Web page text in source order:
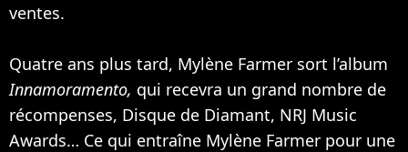
ventes.
Quatre ans plus tard, Mylène Farmer sort l’album
Innamoramento, qui recevra un grand nombre de
récompenses, Disque de Diamant, NRJ Music
Awards… Ce qui entraîne Mylène Farmer pour une